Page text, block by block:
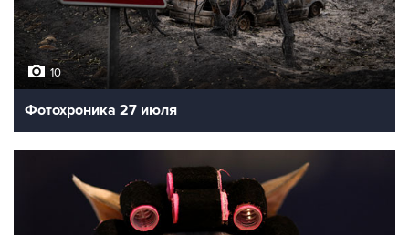
10
Фотохроника 27 июля